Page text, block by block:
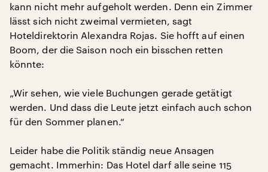
kann nicht mehr aufgeholt werden. Denn ein Zimmer
lässt sich nicht zweimal vermieten, sagt
Hoteldirektorin Alexandra Rojas. Sie hofft auf einen
Boom, der die Saison noch ein bisschen retten
könnte:
„Wir sehen, wie viele Buchungen gerade getätigt
werden. Und dass die Leute jetzt einfach auch schon
für den Sommer planen.“
Leider habe die Politik ständig neue Ansagen
gemacht. Immerhin: Das Hotel darf alle seine 115